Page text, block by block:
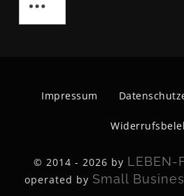
Impressum
© 2014 - 2026 by LEBEN-
operated by Small